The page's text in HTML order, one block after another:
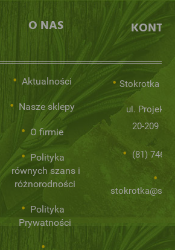
O NAS
Aktualności
Nasze sklepy
O firmie
Polityka
równych szans i
różnorodności
Polityka
Prywatności
Stokrotka
ul.
20-209
(81) 746